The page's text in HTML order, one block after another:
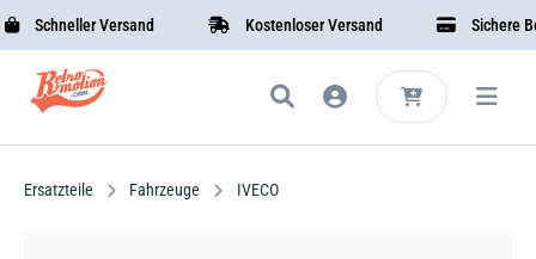
Schneller Versand Kostenloser Versand Sichere
Ersatzteile Fahrzeuge IVECO